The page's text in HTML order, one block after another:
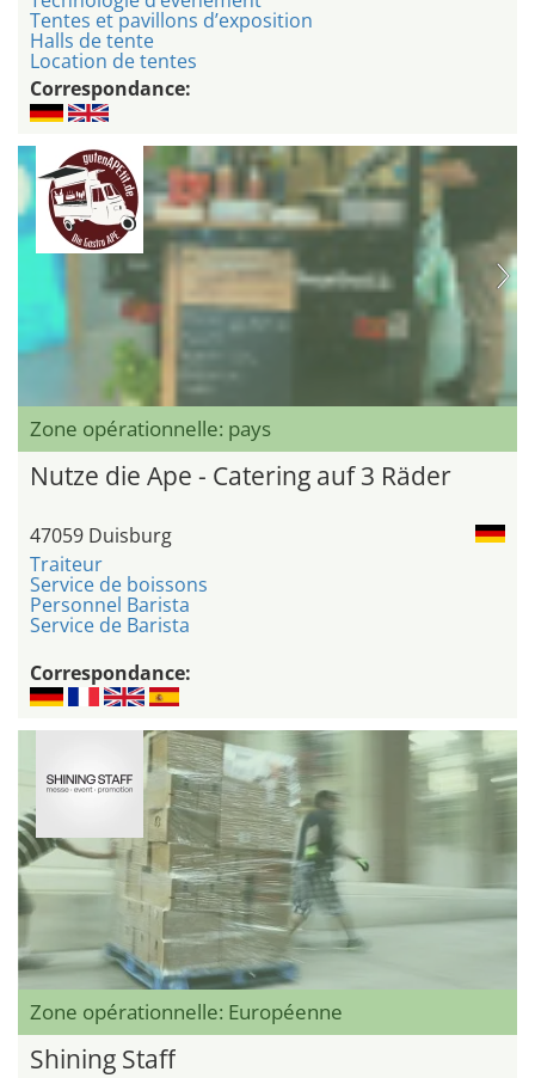
Tentes et pavillons d’exposition
Halls de tente
Location de tentes
Correspondance:
Zone opérationnelle: pays
Nutze die Ape - Catering auf 3 Räder
47059 Duisburg
Traiteur
Service de boissons
Personnel Barista
Service de Barista
Correspondance:
Zone opérationnelle: Européenne
Shining Staff